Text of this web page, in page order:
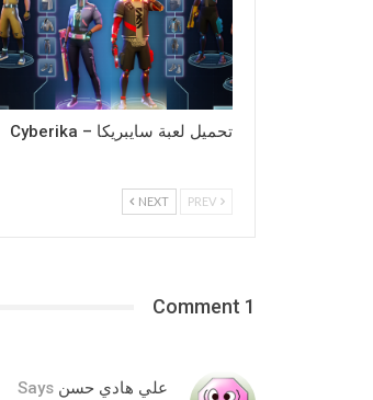
تحميل لعبة سايبريكا – Cyberika
NEXT
1 Comment
علي هادي حسن Says